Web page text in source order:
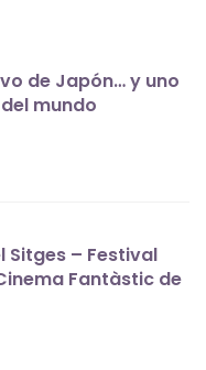
de Japón… y uno
mundo
Sitges – Festival
Fantàstic de